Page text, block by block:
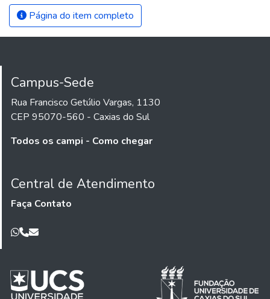
Página do item completo
Campus-Sede
Rua Francisco Getúlio Vargas, 1130
CEP 95070-560 - Caxias do Sul
Todos os campi - Como chegar
Central de Atendimento
Faça Contato